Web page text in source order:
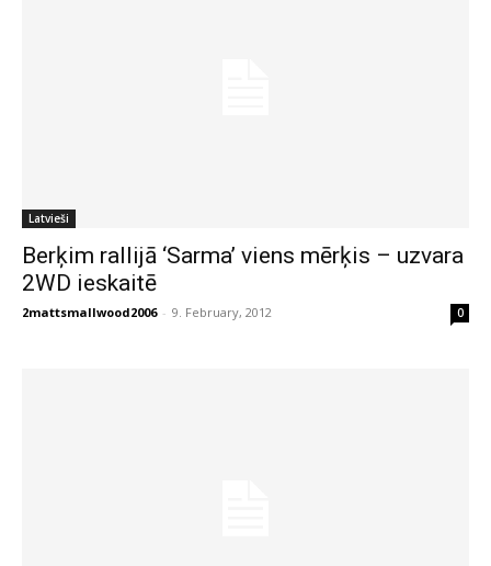
Latvieši
Berķim rallijā ‘Sarma’ viens mērķis – uzvara
2WD ieskaitē
2mattsmallwood2006 - 9. February, 2012 0